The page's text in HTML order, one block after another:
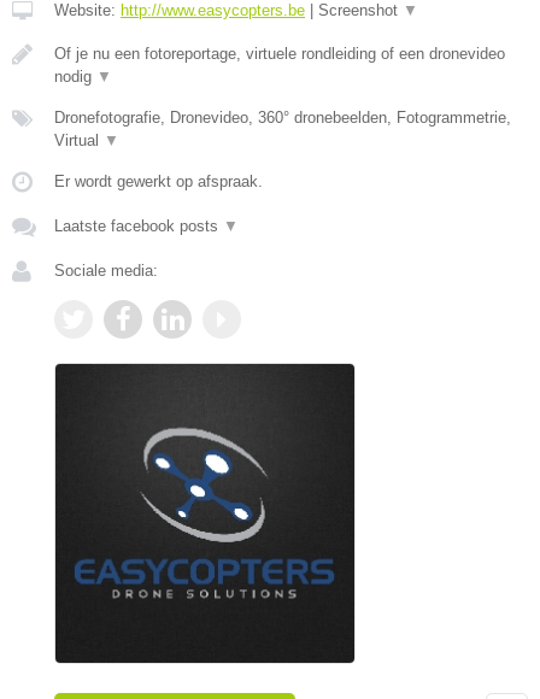
Website: http://www.easycopters.be Screenshot ▼
Of je nu een fotoreportage, virtuele rondleiding of een dronevideo
nodig ▼
Dronefotografie, Dronevideo, 360° dronebeelden, Fotogrammetrie,
Virtual
▼
Er wordt gewerkt op afspraak.
Laatste facebook posts ▼
Sociale media: